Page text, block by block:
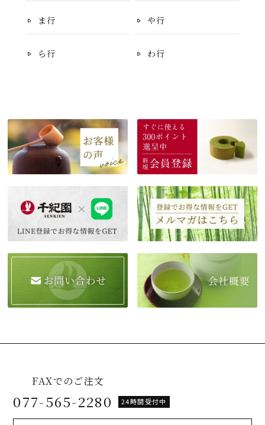
ま行 や行
ら行 わ行
FAXでのご注文
077-565-2280 24時間受付中